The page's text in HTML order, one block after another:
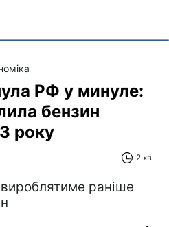
РФ у минуле:
бензин
року
2 хв
вироблятиме раніше